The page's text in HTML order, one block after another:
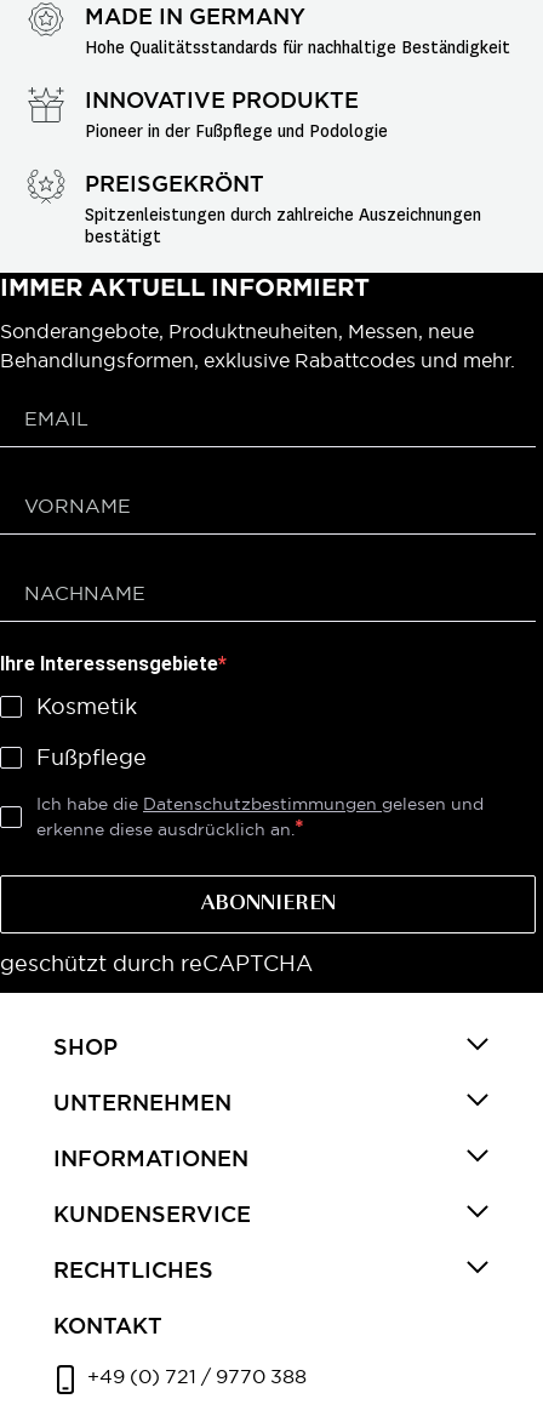
MADE IN GERMANY
Hohe Qualitätsstandards für nachhaltige Beständigkeit
INNOVATIVE PRODUKTE
Pioneer in der Fußpflege und Podologie
PREISGEKRÖNT
Spitzenleistungen durch zahlreiche Auszeichnungen
bestätigt
IMMER AKTUELL INFORMIERT
Sonderangebote, Produktneuheiten, Messen, neue
Behandlungsformen, exklusive Rabattcodes und mehr.
Ihre Interessensgebiete
Kosmetik
Fußpflege
Ich habe die Datenschutzbestimmungen gelesen und
erkenne diese ausdrücklich an.
ABONNIEREN
geschützt durch reCAPTCHA
SHOP
UNTERNEHMEN
INFORMATIONEN
KUNDENSERVICE
RECHTLICHES
KONTAKT
+49 (0) 721 / 9770 388